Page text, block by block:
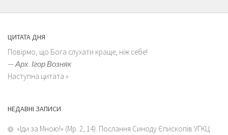
ЦИТАТА ДНЯ
Повірмо, що Бога слухати краще, ніж себе!
—Арх. Ігор Возняк
Наступна цитата »
НЕДАВНІ ЗАПИСИ
«Іди за Мною!» (Мр. 2, 14). Послання Синоду Єпископів УГКЦ